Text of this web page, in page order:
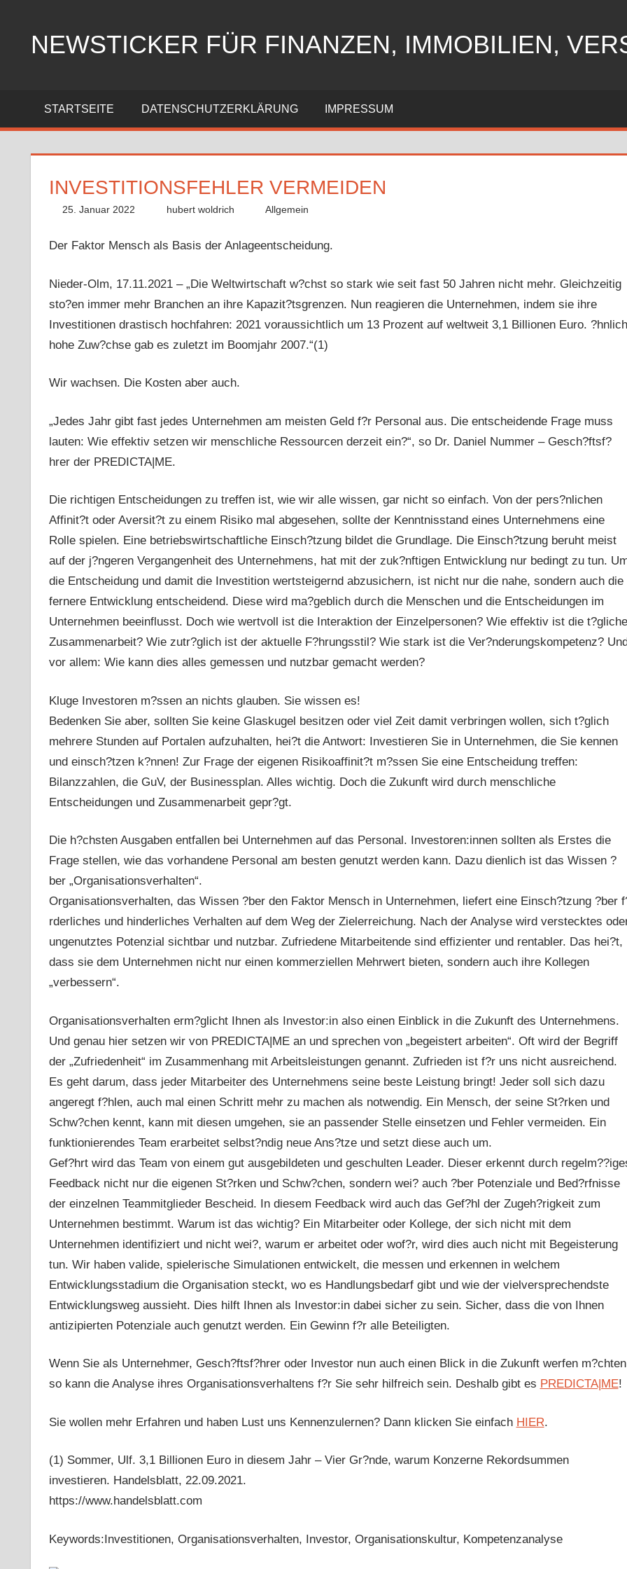
springenNEWSTICKER FÜR FINANZEN, IMMOBILIEN,
STARTSEITE DATENSCHUTZERKLÄRUNG IMPRESSUM
INVESTITIONSFEHLER VERMEIDEN
25. Januar 2022 hubert woldrich Allgemein
Der Faktor Mensch als Basis der Anlageentscheidung.
Nieder-Olm, 17.11.2021 – „Die Weltwirtschaft w?chst so stark wie seit fast 50 Jahren nicht mehr. Gleichzeitig
sto?en immer mehr Branchen an ihre Kapazit?tsgrenzen. Nun reagieren die Unternehmen, indem sie ihre
Investitionen drastisch hochfahren: 2021 voraussichtlich um 13 Prozent auf weltweit 3,1 Billionen Euro. ?hnlich
hohe Zuw?chse gab es zuletzt im Boomjahr 2007.“(1)
Wir wachsen. Die Kosten aber auch.
„Jedes Jahr gibt fast jedes Unternehmen am meisten Geld f?r Personal aus. Die entscheidende Frage muss
lauten: Wie effektiv setzen wir menschliche Ressourcen derzeit ein?“, so Dr. Daniel Nummer – Gesch?ftsf?
hrer der PREDICTA|ME.
Die richtigen Entscheidungen zu treffen ist, wie wir alle wissen, gar nicht so einfach. Von der pers?nlichen
Affinit?t oder Aversit?t zu einem Risiko mal abgesehen, sollte der Kenntnisstand eines Unternehmens eine
Rolle spielen. Eine betriebswirtschaftliche Einsch?tzung bildet die Grundlage. Die Einsch?tzung beruht meist
auf der j?ngeren Vergangenheit des Unternehmens, hat mit der zuk?nftigen Entwicklung nur bedingt zu tun.
die Entscheidung und damit die Investition wertsteigernd abzusichern, ist nicht nur die nahe, sondern auch die
fernere Entwicklung entscheidend. Diese wird ma?geblich durch die Menschen und die Entscheidungen im
Unternehmen beeinflusst. Doch wie wertvoll ist die Interaktion der Einzelpersonen? Wie effektiv ist die t?gliche
Zusammenarbeit? Wie zutr?glich ist der aktuelle F?hrungsstil? Wie stark ist die Ver?nderungskompetenz?
vor allem: Wie kann dies alles gemessen und nutzbar gemacht werden?
Kluge Investoren m?ssen an nichts glauben. Sie wissen es!
Bedenken Sie aber, sollten Sie keine Glaskugel besitzen oder viel Zeit damit verbringen wollen, sich t?glich
mehrere Stunden auf Portalen aufzuhalten, hei?t die Antwort: Investieren Sie in Unternehmen, die Sie kennen
und einsch?tzen k?nnen! Zur Frage der eigenen Risikoaffinit?t m?ssen Sie eine Entscheidung treffen:
Bilanzzahlen, die GuV, der Businessplan. Alles wichtig. Doch die Zukunft wird durch menschliche
Entscheidungen und Zusammenarbeit gepr?gt.
Die h?chsten Ausgaben entfallen bei Unternehmen auf das Personal. Investoren:innen sollten als Erstes die
Frage stellen, wie das vorhandene Personal am besten genutzt werden kann. Dazu dienlich ist das Wissen ?
ber „Organisationsverhalten“.
Organisationsverhalten, das Wissen ?ber den Faktor Mensch in Unternehmen, liefert eine Einsch?tzung ?ber
rderliches und hinderliches Verhalten auf dem Weg der Zielerreichung. Nach der Analyse wird verstecktes
ungenutztes Potenzial sichtbar und nutzbar. Zufriedene Mitarbeitende sind effizienter und rentabler. Das hei?t,
dass sie dem Unternehmen nicht nur einen kommerziellen Mehrwert bieten, sondern auch ihre Kollegen
„verbessern“.
Organisationsverhalten erm?glicht Ihnen als Investor:in also einen Einblick in die Zukunft des Unternehmens.
Und genau hier setzen wir von PREDICTA|ME an und sprechen von „begeistert arbeiten“. Oft wird der Begriff
der „Zufriedenheit“ im Zusammenhang mit Arbeitsleistungen genannt. Zufrieden ist f?r uns nicht ausreichend.
Es geht darum, dass jeder Mitarbeiter des Unternehmens seine beste Leistung bringt! Jeder soll sich dazu
angeregt f?hlen, auch mal einen Schritt mehr zu machen als notwendig. Ein Mensch, der seine St?rken und
Schw?chen kennt, kann mit diesen umgehen, sie an passender Stelle einsetzen und Fehler vermeiden. Ein
funktionierendes Team erarbeitet selbst?ndig neue Ans?tze und setzt diese auch um.
Gef?hrt wird das Team von einem gut ausgebildeten und geschulten Leader. Dieser erkennt durch
Feedback nicht nur die eigenen St?rken und Schw?chen, sondern wei? auch ?ber Potenziale und Bed?rfnisse
der einzelnen Teammitglieder Bescheid. In diesem Feedback wird auch das Gef?hl der Zugeh?rigkeit zum
Unternehmen bestimmt. Warum ist das wichtig? Ein Mitarbeiter oder Kollege, der sich nicht mit dem
Unternehmen identifiziert und nicht wei?, warum er arbeitet oder wof?r, wird dies auch nicht mit Begeisterung
tun. Wir haben valide, spielerische Simulationen entwickelt, die messen und erkennen in welchem
Entwicklungsstadium die Organisation steckt, wo es Handlungsbedarf gibt und wie der vielversprechendste
Entwicklungsweg aussieht. Dies hilft Ihnen als Investor:in dabei sicher zu sein. Sicher, dass die von Ihnen
antizipierten Potenziale auch genutzt werden. Ein Gewinn f?r alle Beteiligten.
Wenn Sie als Unternehmer, Gesch?ftsf?hrer oder Investor nun auch einen Blick in die Zukunft werfen
so kann die Analyse ihres Organisationsverhaltens f?r Sie sehr hilfreich sein. Deshalb gibt es PREDICTA|ME!
Sie wollen mehr Erfahren und haben Lust uns Kennenzulernen? Dann klicken Sie einfach HIER.
(1) Sommer, Ulf. 3,1 Billionen Euro in diesem Jahr – Vier Gr?nde, warum Konzerne Rekordsummen
investieren. Handelsblatt, 22.09.2021.
https://www.handelsblatt.com
Keywords:Investitionen, Organisationsverhalten, Investor, Organisationskultur, Kompetenzanalyse